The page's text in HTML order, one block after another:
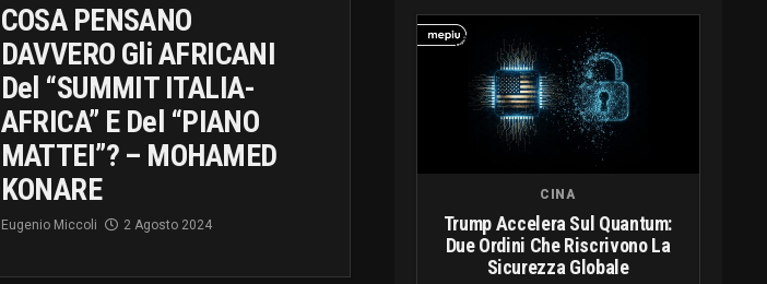
COSA PENSANO
DAVVERO Gli AFRICANI
Del “SUMMIT ITALIA-
AFRICA” E Del “PIANO
MATTEI”? – MOHAMED
KONARE
Eugenio Miccoli 2 Agosto 2024
CINA
Trump Accelera Sul Quantum:
Due Ordini Che Riscrivono La
Sicurezza Globale